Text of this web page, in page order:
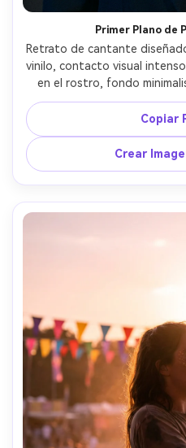
Primer Plano de
Retrato de cantante
vinilo, contacto visual
en el rostro, fondo
elegante de cuello abierto,
85mm f/1.4, recorte
de piel natural,
para
Copiar
Crear